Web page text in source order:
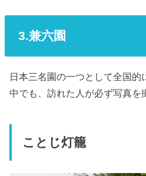
3.兼六園
日本三名園の一つとして全国的
中でも、訪れた人が必ず写真を
ことじ灯籠